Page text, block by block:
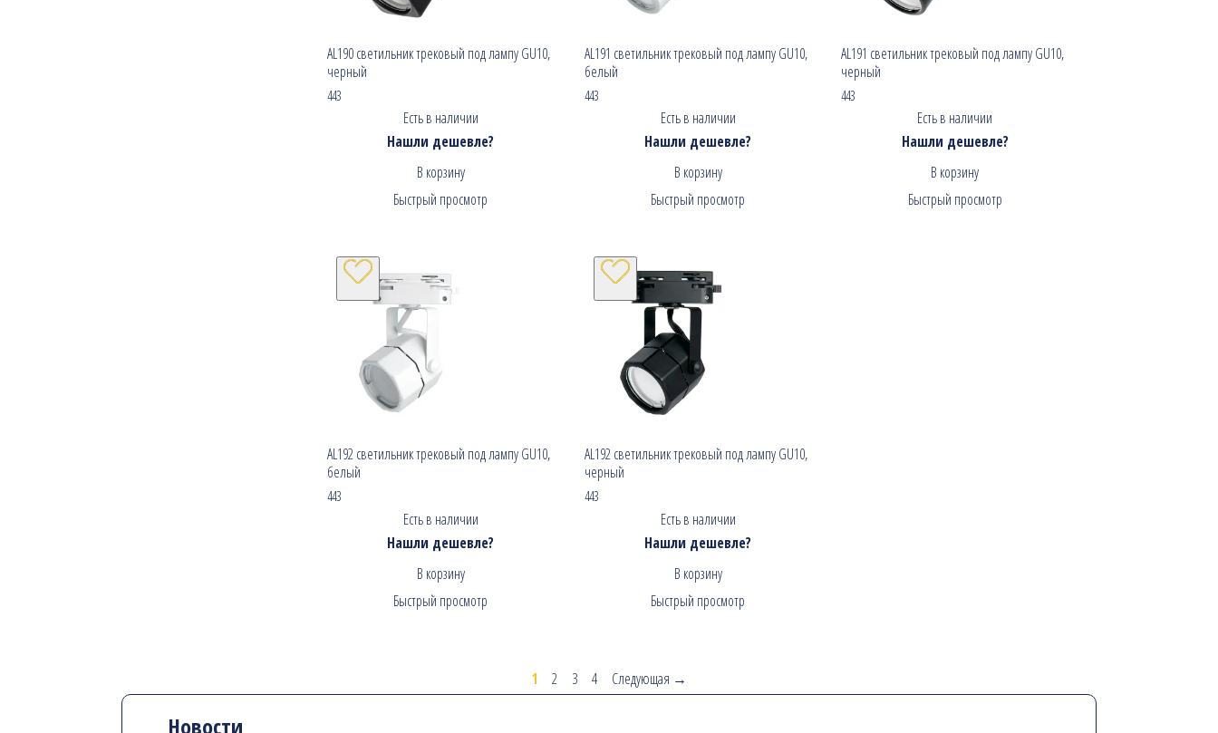
AL190 светильник трековый под лампу GU10,
черный
443
Есть в наличии
Нашли дешевле?
В корзину
Быстрый просмотр
AL191 светильник трековый под лампу GU10,
белый
443
Есть в наличии
Нашли дешевле?
В корзину
Быстрый просмотр
AL191 светильник трековый под лампу GU10,
черный
443
Есть в наличии
Нашли дешевле?
В корзину
Быстрый просмотр
AL192 светильник трековый под лампу GU10,
белый
443
Есть в наличии
Нашли дешевле?
В корзину
Быстрый просмотр
AL192 светильник трековый под лампу GU10,
черный
443
Есть в наличии
Нашли дешевле?
В корзину
Быстрый просмотр
1 2 3 4 Следующая →
Новости